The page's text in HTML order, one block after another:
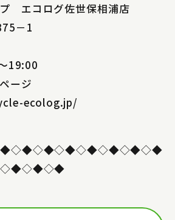
エコログ佐世保相浦店
－1
19:00
ージ
ecolog.jp/